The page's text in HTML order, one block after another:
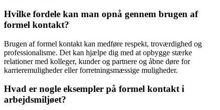
Hvilke fordele kan man opnå gennem brugen af
formel kontakt?
Brugen af formel kontakt kan medføre respekt, troværdighed og
professionalisme. Det kan hjælpe dig med at opbygge stærke
relationer med kolleger, kunder og partnere og åbne døre for
karrieremuligheder eller forretningsmæssige muligheder.
Hvad er nogle eksempler på formel kontakt i
arbejdsmiljøet?